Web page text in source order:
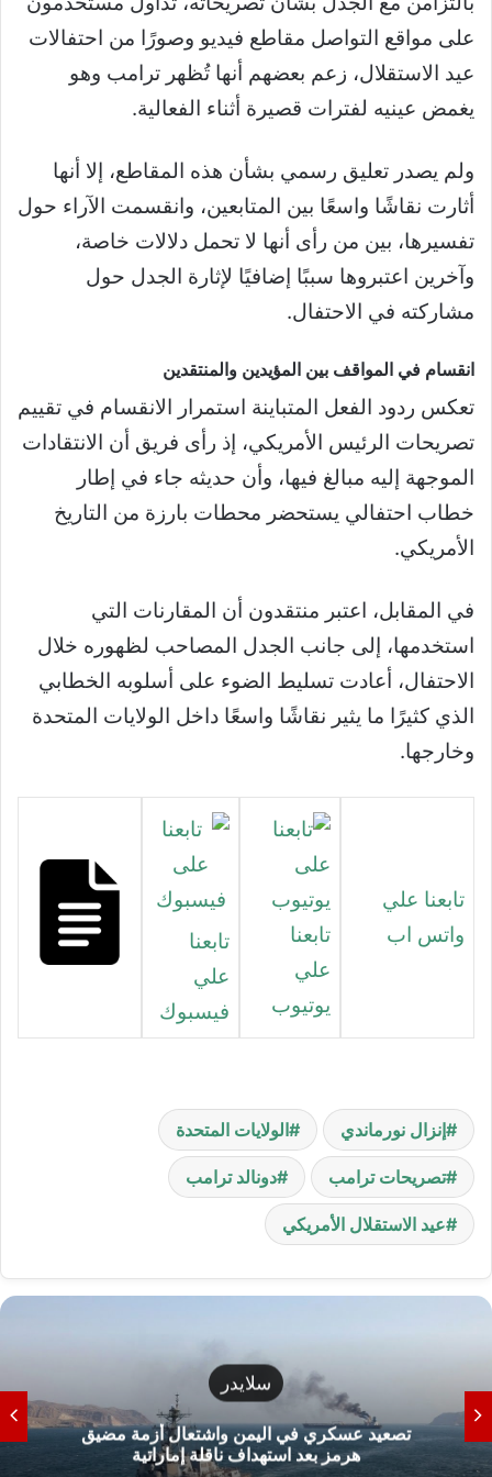
على مواقع التواصل مقاطع فيديو وصورًا من احتفالات
عيد الاستقلال، زعم بعضهم أنها تُظهر ترامب وهو
يغمض عينيه لفترات قصيرة أثناء الفعالية.
ولم يصدر تعليق رسمي بشأن هذه المقاطع، إلا أنها
أثارت نقاشًا واسعًا بين المتابعين، وانقسمت الآراء حول
تفسيرها، بين من رأى أنها لا تحمل دلالات خاصة،
وآخرين اعتبروها سببًا إضافيًا لإثارة الجدل حول
مشاركته في الاحتفال.
انقسام في المواقف بين المؤيدين والمنتقدين
تعكس ردود الفعل المتباينة استمرار الانقسام في تقييم
تصريحات الرئيس الأمريكي، إذ رأى فريق أن الانتقادات
الموجهة إليه مبالغ فيها، وأن حديثه جاء في إطار
خطاب احتفالي يستحضر محطات بارزة من التاريخ
الأمريكي.
في المقابل، اعتبر منتقدون أن المقارنات التي
استخدمها، إلى جانب الجدل المصاحب لظهوره خلال
الاحتفال، أعادت تسليط الضوء على أسلوبه الخطابي
الذي كثيرًا ما يثير نقاشًا واسعًا داخل الولايات المتحدة
وخارجها.
تابعنا علي
واتس اب
تابعنا
علي
يوتيوب
تابعنا
علي
فيسبوك
إنزال نورماندي الولايات المتحدة
تصريحات ترامب دونالد ترامب
عيد الاستقلال الأمريكي
سلايدر
تصعيد عسكري في اليمن واشتعال أزمة مضيق
هرمز بعد استهداف ناقلة إماراتية